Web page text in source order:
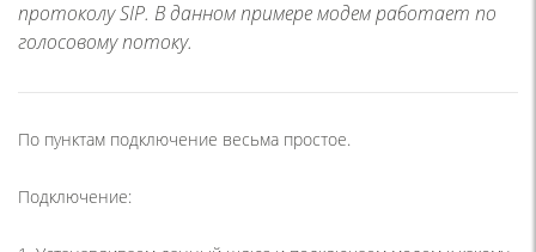
протоколу SIP. В данном примере модем работает по
голосовому потоку.
По пунктам подключение весьма простое.
Подключение: